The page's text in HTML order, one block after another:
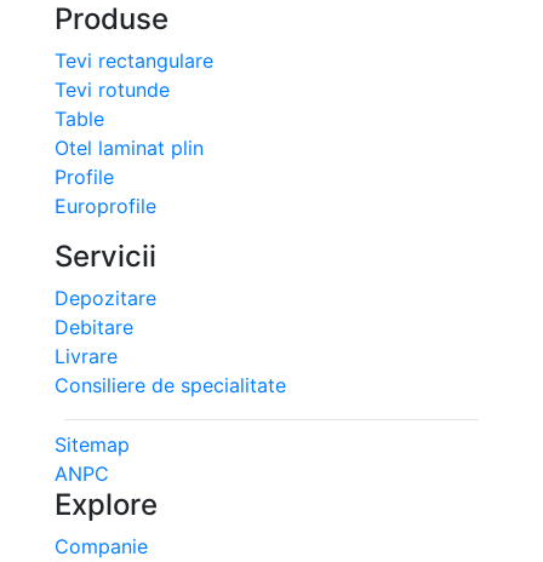
Produse
Tevi rectangulare
Tevi rotunde
Table
Otel laminat plin
Profile
Europrofile
Servicii
Depozitare
Debitare
Livrare
Consiliere de specialitate
Sitemap
ANPC
Explore
Companie